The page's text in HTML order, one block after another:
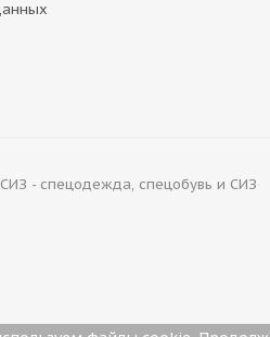
- спецодежда, спецобувь и СИЗ